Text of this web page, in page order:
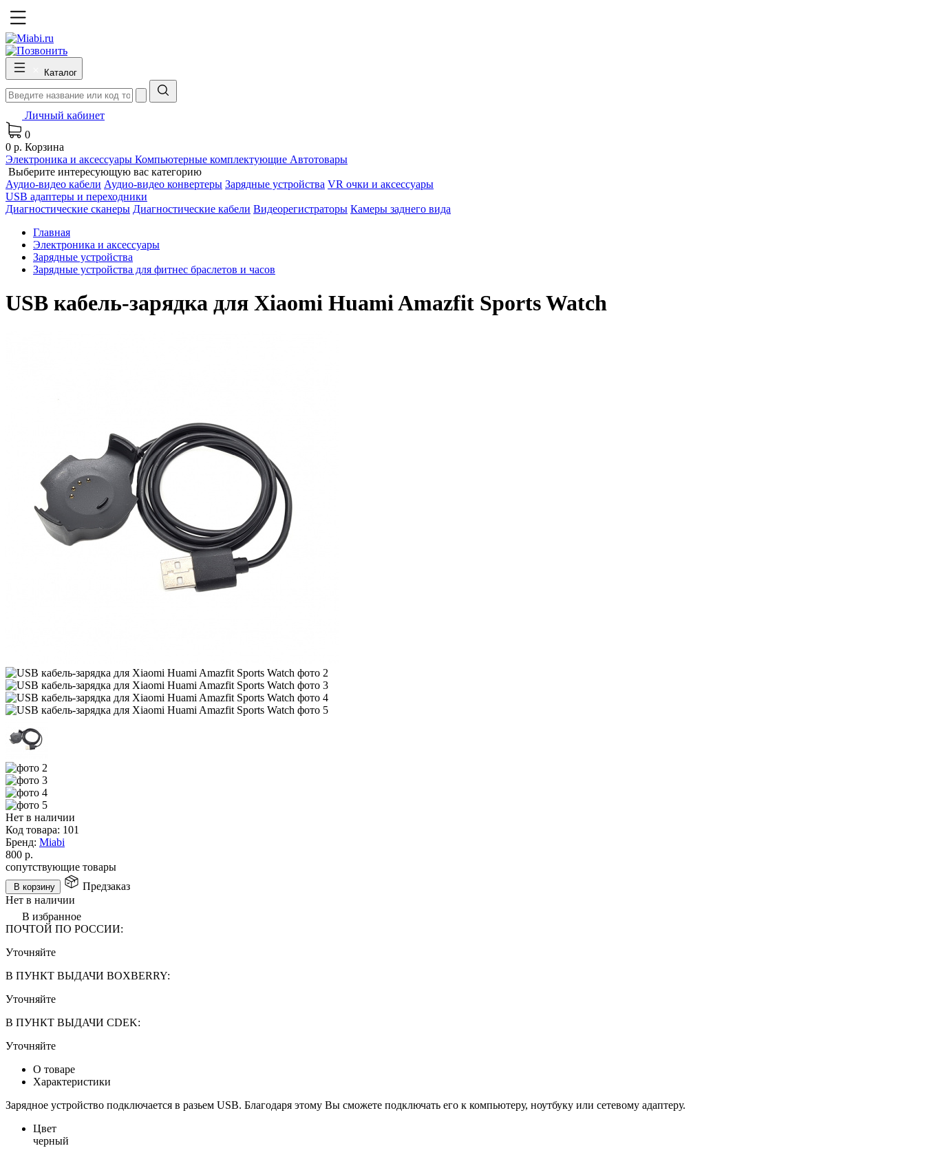
Каталог
Личный кабинет
0
0 р. Корзина
Электроника и аксессуары Компьютерные комплектующие Автотовары
Выберите интересующую вас категорию
Аудио-видео кабели Аудио-видео конвертеры Зарядные устройства VR очки и аксессуары
USB адаптеры и переходники
Диагностические сканеры Диагностические кабели Видеорегистраторы Камеры заднего вида
Главная
Электроника и аксессуары
Зарядные устройства
Зарядные устройства для фитнес браслетов и часов
USB кабель-зарядка для Xiaomi Huami Amazfit Sports Watch
Нет в наличии
Код товара: 101
Бренд: Miabi
800 р.
сопутствующие товары
В корзину
Предзаказ
Нет в наличии
В избранное
ПОЧТОЙ ПО РОССИИ:
Уточняйте
В ПУНКТ ВЫДАЧИ BOXBERRY:
Уточняйте
В ПУНКТ ВЫДАЧИ CDEK:
Уточняйте
О товаре
Характеристики
Зарядное устройство подключается в разьем USB. Благодаря этому Вы сможете подключать его к компьютеру, ноутбуку или сетевому адаптеру.
Цвет
черный